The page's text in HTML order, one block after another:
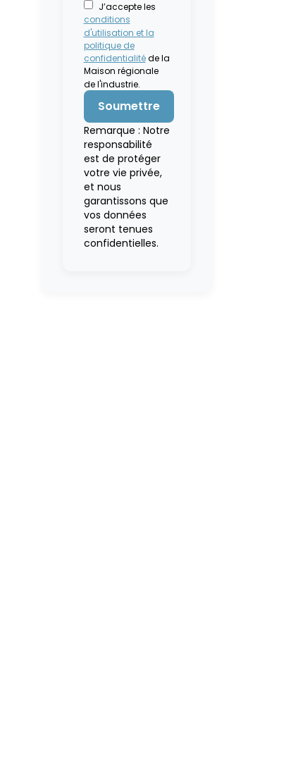
J’accepte les
conditions
d'utilisation et la
politique de
confidentialitéde la
Maison régionale
de l'industrie.
Remarque : Notre
responsabilité
est de protéger
votre vie privée,
et nous
garantissons que
vos données
seront tenues
confidentielles.